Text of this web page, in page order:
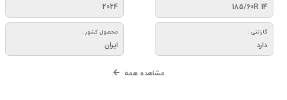
185/60R 14
2024
گارانتی :
دارد
محصول کشور :
ایران
مشاهده همه